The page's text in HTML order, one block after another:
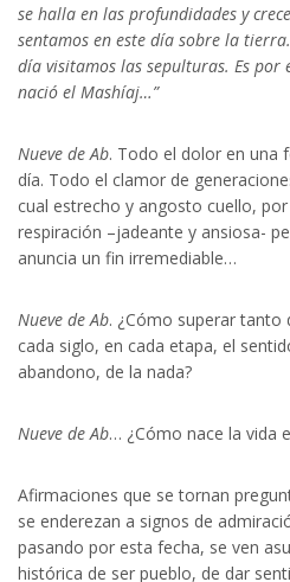
se halla en las profundidades y
sentamos en este día sobre la
día visitamos las sepulturas. Es por
nació el Mashíaj…”
Nueve de Ab. Todo el dolor en una
día. Todo el clamor de
cual estrecho y angosto cuello,
respiración –jadeante y ansiosa-
anuncia un fin irremediable…
Nueve de Ab. ¿Cómo superar tanto
cada siglo, en cada etapa, el
abandono, de la nada?
Nueve de Ab… ¿Cómo nace la vida
Afirmaciones que se tornan
se enderezan a signos de
pasando por esta fecha, se ven
histórica de ser pueblo, de dar